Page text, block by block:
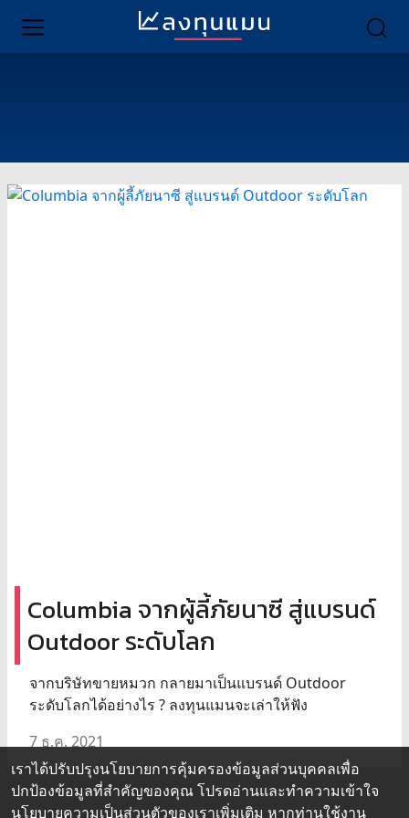
Columbia จากผู้ลี้ภัยนาซี สู่แบรนด์
Outdoor ระดับโลก
จากบริษัทขายหมวก กลายมาเป็นแบรนด์ Outdoor
ระดับโลกได้อย่างไร ? ลงทุนแมนจะเล่าให้ฟัง
7 ธ.ค. 2021
เราได้ปรับปรุงนโยบายการคุ้มครองข้อมูลส่วนบุคคลเพื่อ
ปกป้องข้อมูลที่สำคัญของคุณ โปรดอ่านและทำความเข้าใจ
นโยบายความเป็นส่วนตัวของเราเพิ่มเติม หากท่านใช้งาน